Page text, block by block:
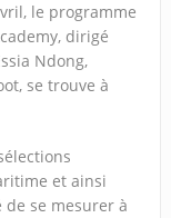
le programme
dirigé
Ndong,
se trouve à
et ainsi
se mesurer à